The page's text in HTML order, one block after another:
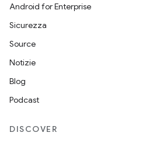
Android for Enterprise
Sicurezza
Source
Notizie
Blog
Podcast
DISCOVER